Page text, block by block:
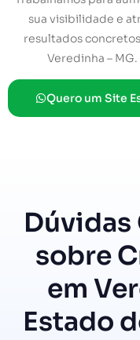
sua visibilidade e
resultados
Veredinha – MG.
Quero um Site
Dúvidas
sobre
em
Estado